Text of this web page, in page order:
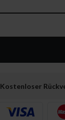
Kostenloser